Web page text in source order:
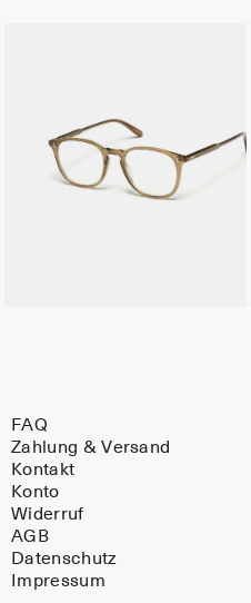
FAQ
Zahlung & Versand
Kontakt
Konto
Widerruf
AGB
Datenschutz
Impressum